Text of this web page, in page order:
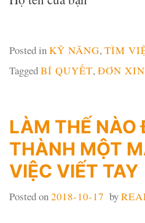
Posted inKỸ NĂNG, TÌM
TaggedBÍ QUYẾT, ĐƠN
LÀM THẾ NÀO
THÀNH MỘT
VIỆC VIẾT TAY
Posted on2018-10-17 by